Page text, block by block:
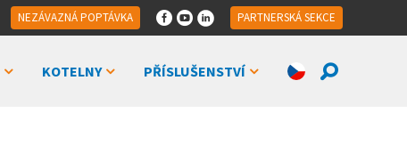
NEZÁVAZNÁ POPTÁVKA PARTNERSKÁ SEKCE
KOTELNY PŘÍSLUŠENSTVÍ